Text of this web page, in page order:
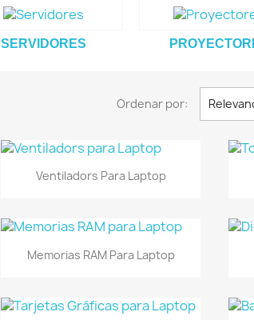
SERVIDORES
Ordenar por:
Vista rápida
Ventiladors Para Laptop
Vista rápida
Memorias RAM Para Laptop